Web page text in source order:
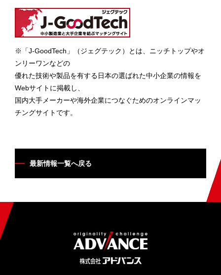
※「J-GoodTech」（ジェグテック）とは、ニッチトップやオ
ンリーワンなどの
優れた技術や製品を有する日本の選ばれた中小企業の情報を
Webサイトに掲載し、
国内大手メーカーや海外企業につなぐためのオンラインマッ
チングサイトです。
最新情報一覧へ戻る